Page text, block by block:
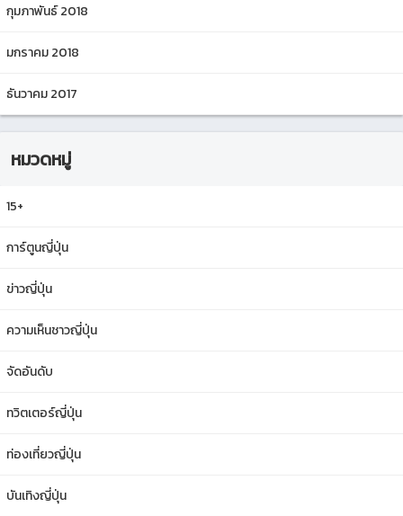
กุมภาพันธ์ 2018
มกราคม 2018
ธันวาคม 2017
หมวดหมู่
15+
การ์ตูนญี่ปุ่น
ข่าวญี่ปุ่น
ความเห็นชาวญี่ปุ่น
จัดอันดับ
ทวิตเตอร์ญี่ปุ่น
ท่องเที่ยวญี่ปุ่น
บันเทิงญี่ปุ่น